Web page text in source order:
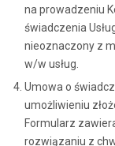
na prowadzeniu
świadczenia
nieoznaczony z
w/w usług.
Umowa o
umożliwieniu
Formularz
rozwiązaniu z